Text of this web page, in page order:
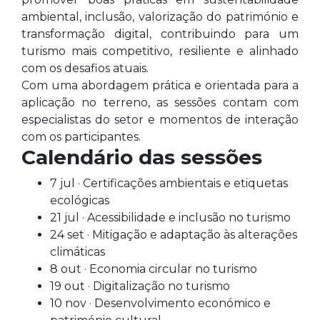
ambiental, inclusão, valorização do património e
transformação digital, contribuindo para um
turismo mais competitivo, resiliente e alinhado
com os desafios atuais.
Com uma abordagem prática e orientada para a
aplicação no terreno, as sessões contam com
especialistas do setor e momentos de interação
com os participantes.
Calendário das sessões
7 jul · Certificações ambientais e etiquetas
ecológicas
21 jul · Acessibilidade e inclusão no turismo
24 set · Mitigação e adaptação às alterações
climáticas
8 out · Economia circular no turismo
19 out · Digitalização no turismo
10 nov · Desenvolvimento económico e